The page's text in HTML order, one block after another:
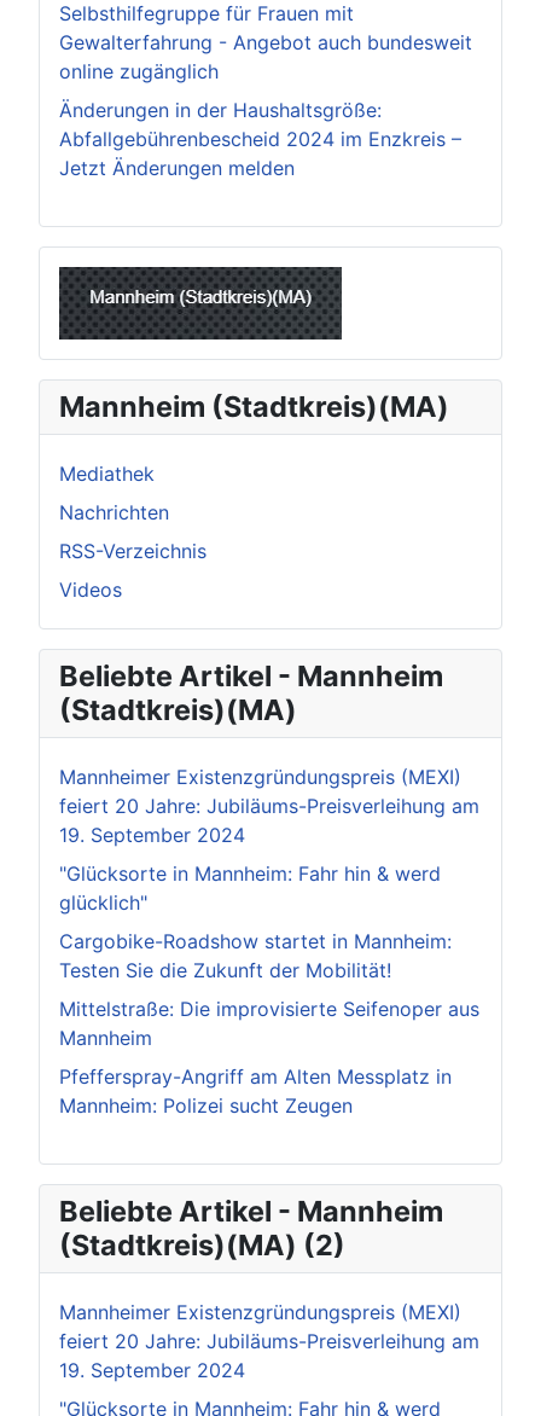
Selbsthilfegruppe für Frauen mit
Gewalterfahrung - Angebot auch bundesweit
online zugänglich
Änderungen in der Haushaltsgröße:
Abfallgebührenbescheid 2024 im Enzkreis –
Jetzt Änderungen melden
Mannheim (Stadtkreis)(MA)
Mediathek
Nachrichten
RSS-Verzeichnis
Videos
Beliebte Artikel - Mannheim
(Stadtkreis)(MA)
Mannheimer Existenzgründungspreis (MEXI)
feiert 20 Jahre: Jubiläums-Preisverleihung am
19. September 2024
"Glücksorte in Mannheim: Fahr hin & werd
glücklich"
Cargobike-Roadshow startet in Mannheim:
Testen Sie die Zukunft der Mobilität!
Mittelstraße: Die improvisierte Seifenoper aus
Mannheim
Pfefferspray-Angriff am Alten Messplatz in
Mannheim: Polizei sucht Zeugen
Beliebte Artikel - Mannheim
(Stadtkreis)(MA) (2)
Mannheimer Existenzgründungspreis (MEXI)
feiert 20 Jahre: Jubiläums-Preisverleihung am
19. September 2024
"Glücksorte in Mannheim: Fahr hin & werd